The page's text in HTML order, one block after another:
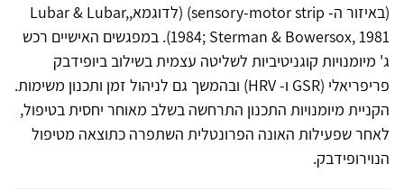
(באיזור ה- sensory-motor strip) (לדוגמא,Lubar & Lubar,
1984; Sterman & Bowersox, 1981). במפגשים האישיים רכש
ג' מיומנויות קוגניטיביות לשליטה עצמית בשילוב ביופידבק
פריפריאלי (GSR ו- HRV) ובהמשך גם לניהול זמן ותכנון משימות.
הקניית מיומנויות התכנון התרחשה בשלב מאוחר יחסית בטיפול,
לאחר שפעילות האונה הפרונטלית השתפרה כתוצאה מטיפול
הנוירופידבק.